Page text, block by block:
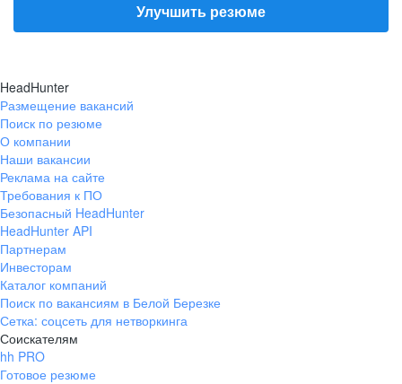
Улучшить резюме
HeadHunter
Размещение вакансий
Поиск по резюме
О компании
Наши вакансии
Реклама на сайте
Требования к ПО
Безопасный HeadHunter
HeadHunter API
Партнерам
Инвесторам
Каталог компаний
Поиск по вакансиям в Белой Березке
Сетка: соцсеть для нетворкинга
Соискателям
hh PRO
Готовое резюме